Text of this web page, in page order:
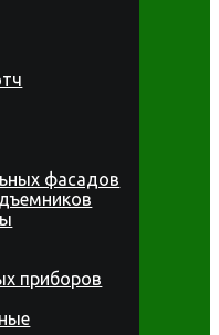
фасадов
приборов